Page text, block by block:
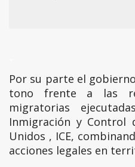
Por su parte el
tono frente a las
migratorias
Inmigración y Control
Unidos , ICE,
acciones legales en